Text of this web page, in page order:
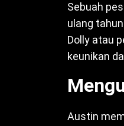
Sebuah
ulang
Dolly atau
keunikan
Austin